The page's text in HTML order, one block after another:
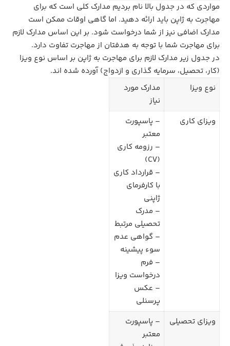
مواردی که در جدول بالا نام بردیم مدارک کلی است که برای
مهاجرت به ژاپن باید ارائه دهید. اما گاهی اوقات ممکن است
مدارک اضافی نیز از شما درخواست شود. بر این اساس مدارک لازم
برای مهاجرت شما با توجه به هدفتان از مهاجرت تفاوت دارد.
در جدول زیر مدارک لازم برای مهاجرت به ژاپن بر اساس نوع ویزا
(کار، تحصیل، سرمایه گذاری و ازدواج) آورده شده اند.
نوع ویزا
مدارک مورد
نیاز
ویزای کاری
– پاسپورت
معتبر
– رزومه کاری
(CV)
– قرارداد کاری
با کارفرمای
ژاپنی
– مدرک
تحصیلی مرتبط
– گواهی عدم
سوء پیشینه
– فرم
درخواست ویزا
– عکس
پرسنلی
ویزای تحصیلی
– پاسپورت
معتبر